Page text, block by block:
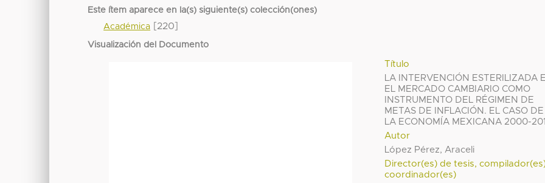
Este ítem aparece en la(s) siguiente(s) colección(ones)
Académica [220]
Visualización del Documento
Título
LA INTERVENCIÓN ESTERILIZADA
EL MERCADO CAMBIARIO COMO
INSTRUMENTO DEL RÉGIMEN DE
METAS DE INFLACIÓN. EL CASO DE
LA ECONOMÍA MEXICANA 2000-
Autor
López Pérez, Araceli
Director(es) de tesis,
coordinador(es)